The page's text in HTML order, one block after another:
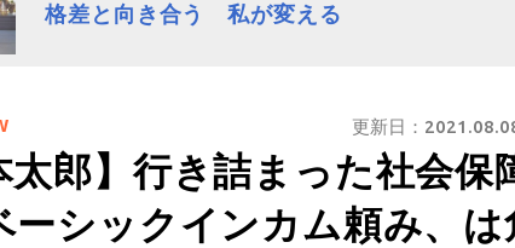
格差と向き合う 私が変える
太郎】行き詰まった社会保
ーシックインカム頼み、
更新日：